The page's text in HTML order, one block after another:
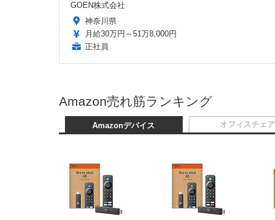
GOEN株式会社
神奈川県
月給30万円～51万8,000円
正社員
Amazon売れ筋ランキング
Amazonデバイス オフィスチェア